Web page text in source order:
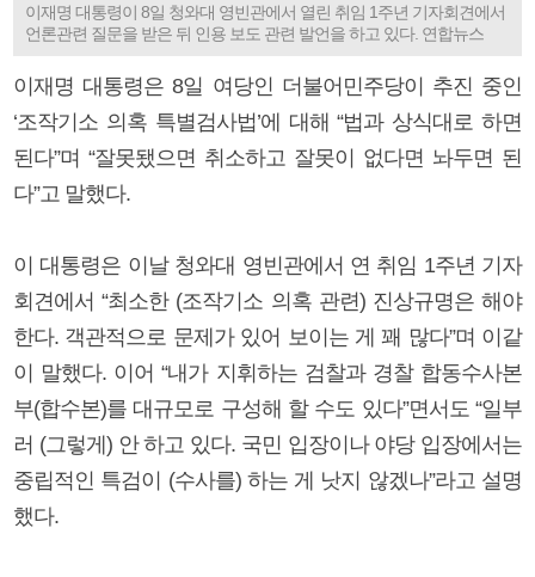
이재명 대통령이 8일 청와대 영빈관에서 열린 취임 1주년 기자회견에서
언론관련 질문을 받은 뒤 인용 보도 관련 발언을 하고 있다. 연합뉴스
이재명 대통령은 8일 여당인 더불어민주당이 추진 중인
‘조작기소 의혹 특별검사법’에 대해 “법과 상식대로 하면
된다”며 “잘못됐으면 취소하고 잘못이 없다면 놔두면 된
다”고 말했다.
이 대통령은 이날 청와대 영빈관에서 연 취임 1주년 기자
회견에서 “최소한 (조작기소 의혹 관련) 진상규명은 해야
한다. 객관적으로 문제가 있어 보이는 게 꽤 많다”며 이같
이 말했다. 이어 “내가 지휘하는 검찰과 경찰 합동수사본
부(합수본)를 대규모로 구성해 할 수도 있다”면서도 “일부
러 (그렇게) 안 하고 있다. 국민 입장이나 야당 입장에서는
중립적인 특검이 (수사를) 하는 게 낫지 않겠나”라고 설명
했다.